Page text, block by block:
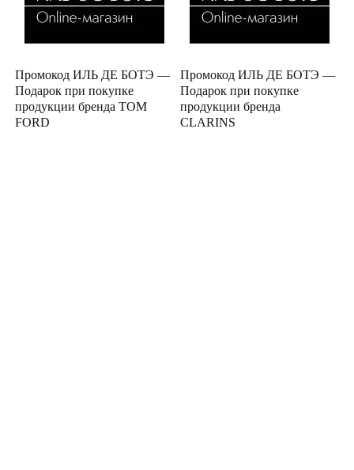
Промокод ИЛЬ ДЕ БОТЭ —
Подарок при покупке
продукции бренда TOM
FORD
Промокод ИЛЬ ДЕ БОТЭ —
Подарок при покупке
продукции бренда
CLARINS